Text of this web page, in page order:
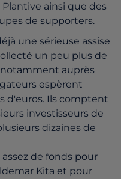
ainsi que des
de supporters.
une sérieuse assise
un peu plus de
auprès
espèrent
d'euros. Ils comptent
investisseurs de
dizaines de
de fonds pour
Kita et pour